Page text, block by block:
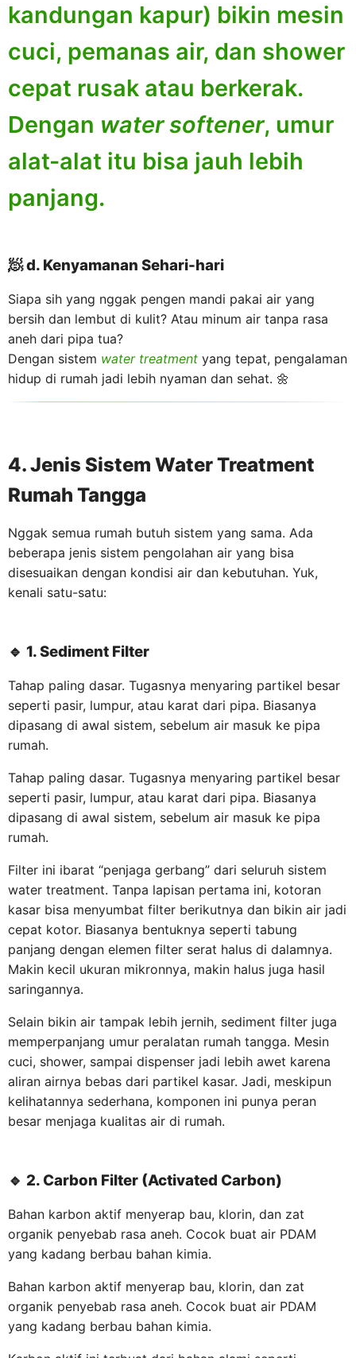
kandungan kapur) bikin mesin
cuci, pemanas air, dan shower
cepat rusak atau berkerak.
Dengan water softener, umur
alat-alat itu bisa jauh lebih
panjang.
🧖d. Kenyamanan Sehari-hari
Siapa sih yang nggak pengen mandi pakai air yang
bersih dan lembut di kulit? Atau minum air tanpa rasa
aneh dari pipa tua?
Dengan sistem water treatment yang tepat, pengalaman
hidup di rumah jadi lebih nyaman dan sehat. 🌼
4. Jenis Sistem Water Treatment
Rumah Tangga
Nggak semua rumah butuh sistem yang sama. Ada
beberapa jenis sistem pengolahan air yang bisa
disesuaikan dengan kondisi air dan kebutuhan. Yuk,
kenali satu-satu:
🔹 1. Sediment Filter
Tahap paling dasar. Tugasnya menyaring partikel besar
seperti pasir, lumpur, atau karat dari pipa. Biasanya
dipasang di awal sistem, sebelum air masuk ke pipa
rumah.
Tahap paling dasar. Tugasnya menyaring partikel besar
seperti pasir, lumpur, atau karat dari pipa. Biasanya
dipasang di awal sistem, sebelum air masuk ke pipa
rumah.
Filter ini ibarat “penjaga gerbang” dari seluruh sistem
water treatment. Tanpa lapisan pertama ini, kotoran
kasar bisa menyumbat filter berikutnya dan bikin air jadi
cepat kotor. Biasanya bentuknya seperti tabung
panjang dengan elemen filter serat halus di dalamnya.
Makin kecil ukuran mikronnya, makin halus juga hasil
saringannya.
Selain bikin air tampak lebih jernih, sediment filter juga
memperpanjang umur peralatan rumah tangga. Mesin
cuci, shower, sampai dispenser jadi lebih awet karena
aliran airnya bebas dari partikel kasar. Jadi, meskipun
kelihatannya sederhana, komponen ini punya peran
besar menjaga kualitas air di rumah.
🔹 2. Carbon Filter (Activated Carbon)
Bahan karbon aktif menyerap bau, klorin, dan zat
organik penyebab rasa aneh. Cocok buat air PDAM
yang kadang berbau bahan kimia.
Bahan karbon aktif menyerap bau, klorin, dan zat
organik penyebab rasa aneh. Cocok buat air PDAM
yang kadang berbau bahan kimia.